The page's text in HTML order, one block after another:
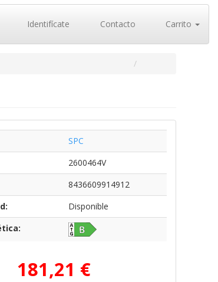
Identifícate Contacto Carrito
SPC
2600464V
8436609914912
Disponible
181,21 €